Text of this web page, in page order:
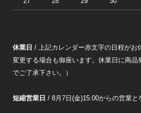
休業日 / 上記カレンダー赤文字の日程がお
変更する場合も御座います。休業日に商品
でご了承下さい。）
短縮営業日 / 8月7日(金)15:00からの営業と